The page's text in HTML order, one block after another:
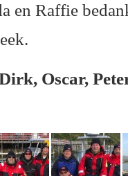
en Raffie
Oscar,